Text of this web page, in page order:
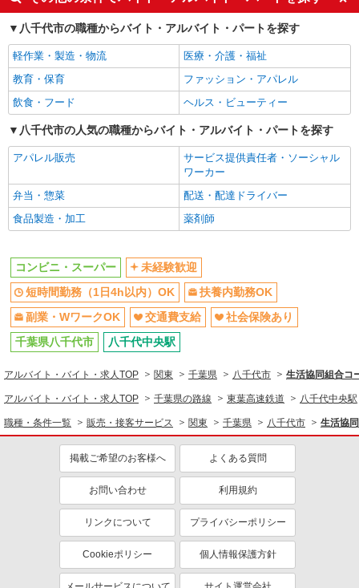
扶養内勤務OK
副業・WワークOK
交通費支給
社会保険あり
同じ職種から求人を探す
販売・接客サービス
コンビニ・スーパー
同じ特徴から求人を探す
短時間勤務（1日4h以内）OK
扶養内勤務OK
副業・WワークOK
交通費支給
社会保険あり
八千代市の職種からバイト・アルバイト・パートを探す
軽作業・製造・物流
医療・介護・福祉
教育・保育
ファッション・アパレル
飲食・フード
ヘルス・ビューティー
八千代市の人気の職種からバイト・アルバイト・パートを探す
アパレル販売
サービス提供責任者・ソーシャル
ワーカー
弁当・惣菜
配送・配達ドライバー
食品製造・加工
薬剤師
コンビニ・スーパー
未経験歓迎
短時間勤務（1日4h以内）OK
扶養内勤務OK
副業・WワークOK
交通費支給
社会保険あり
千葉県八千代市
八千代中央駅
アルバイト・バイト・求人TOP 関東 千葉県 八千代市 生活協同組合コ
アルバイト・バイト・求人TOP 千葉県の路線 東葉高速鉄道 八千代中央駅
職種・条件一覧 販売・接客サービス 関東 千葉県 八千代市 生活協
掲載ご希望のお客様へ よくある質問
お問い合わせ 利用規約
リンクについて プライバシーポリシー
Cookieポリシー 個人情報保護方針